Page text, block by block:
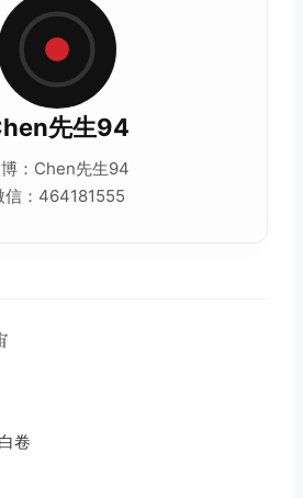
先生94
：Chen先生94
信：464181555
卷